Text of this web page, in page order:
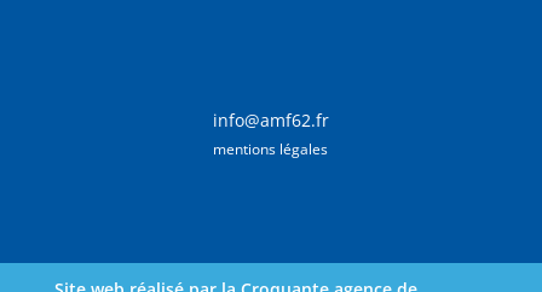
info@amf62.fr
mentions légales